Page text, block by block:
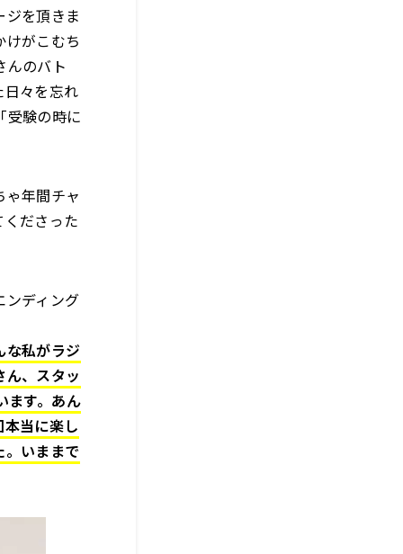
を頂きま
がこむち
んのバト
々を忘れ
受験の時に
年間チャ
ださった
ンディング
な私がラジ
、スタッ
ます。あん
当に楽し
いままで